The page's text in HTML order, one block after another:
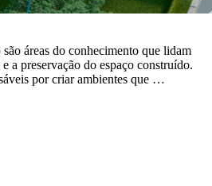
áreas do conhecimento que lidam
a preservação do espaço construído.
por criar ambientes que …